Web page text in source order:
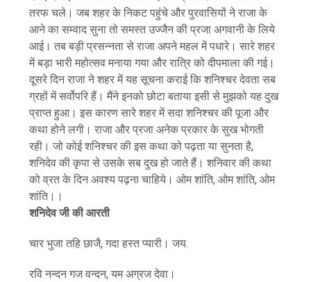
तरफ चले। जब शहर के निकट पहुंचे और पुरवासियों ने राजा के
आने का सम्वाद सुना तो समस्त उज्जैन की प्रजा अगवानी के लिये
आई। तब बड़ी प्रसन्नता से राजा अपने महल में पधारे। सारे शहर
में बड़ा भारी महोत्सव मनाया गया और रात्रि को दीपमाला की गई।
दूसरे दिन राजा ने शहर में यह सूचना कराई कि शनिश्चर देवता सब
ग्रहों में सर्वोपरि हैं। मैंने इनको छोटा बताया इसी से मुझको यह दुख
प्राप्त हुआ। इस कारण सारे शहर में सदा शनिश्चर की पूजा और
कथा होने लगी। राजा और प्रजा अनेक प्रकार के सुख भोगती
रही। जो कोई शनिश्चर की इस कथा को पढ़ता या सुनता है,
शनिदेव की कृपा से उसके सब दुख हो जाते हैं। शनिवार की कथा
को व्रत के दिन अवश्य पढ़ना चाहिये। ओम शांति, ओम शांति, ओम
शांति।।
शनिदेव जी की आरती
चार भुजा तहि छाजै, गदा हस्त प्यारी। जय.
रवि नन्दन गज वन्दन, यम अग्रज देवा।